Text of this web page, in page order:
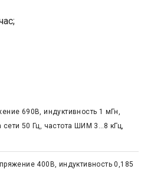
690В, индуктивность 1 мГн,
50 Гц, частота ШИМ 3…8 кГц,
400В, индуктивность 0,185